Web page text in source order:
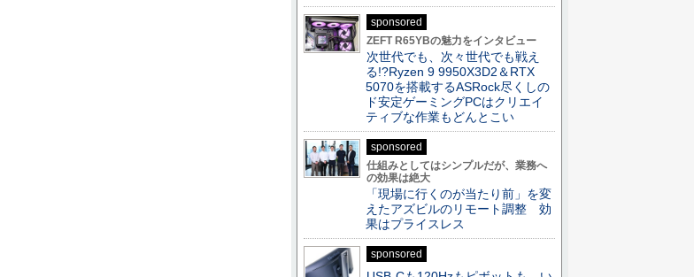
sponsored
ZEFT R65YBの魅力をインタビュー
次世代でも、次々世代でも戦え
る!?Ryzen 9 9950X3D2＆RTX
5070を搭載するASRock尽くしの
ド安定ゲーミングPCはクリエイ
ティブな作業もどんとこい
sponsored
仕組みとしてはシンプルだが、業務へ
の効果は絶大
「現場に行くのが当たり前」を変
えたアズビルのリモート調整 効
果はプライスレス
sponsored